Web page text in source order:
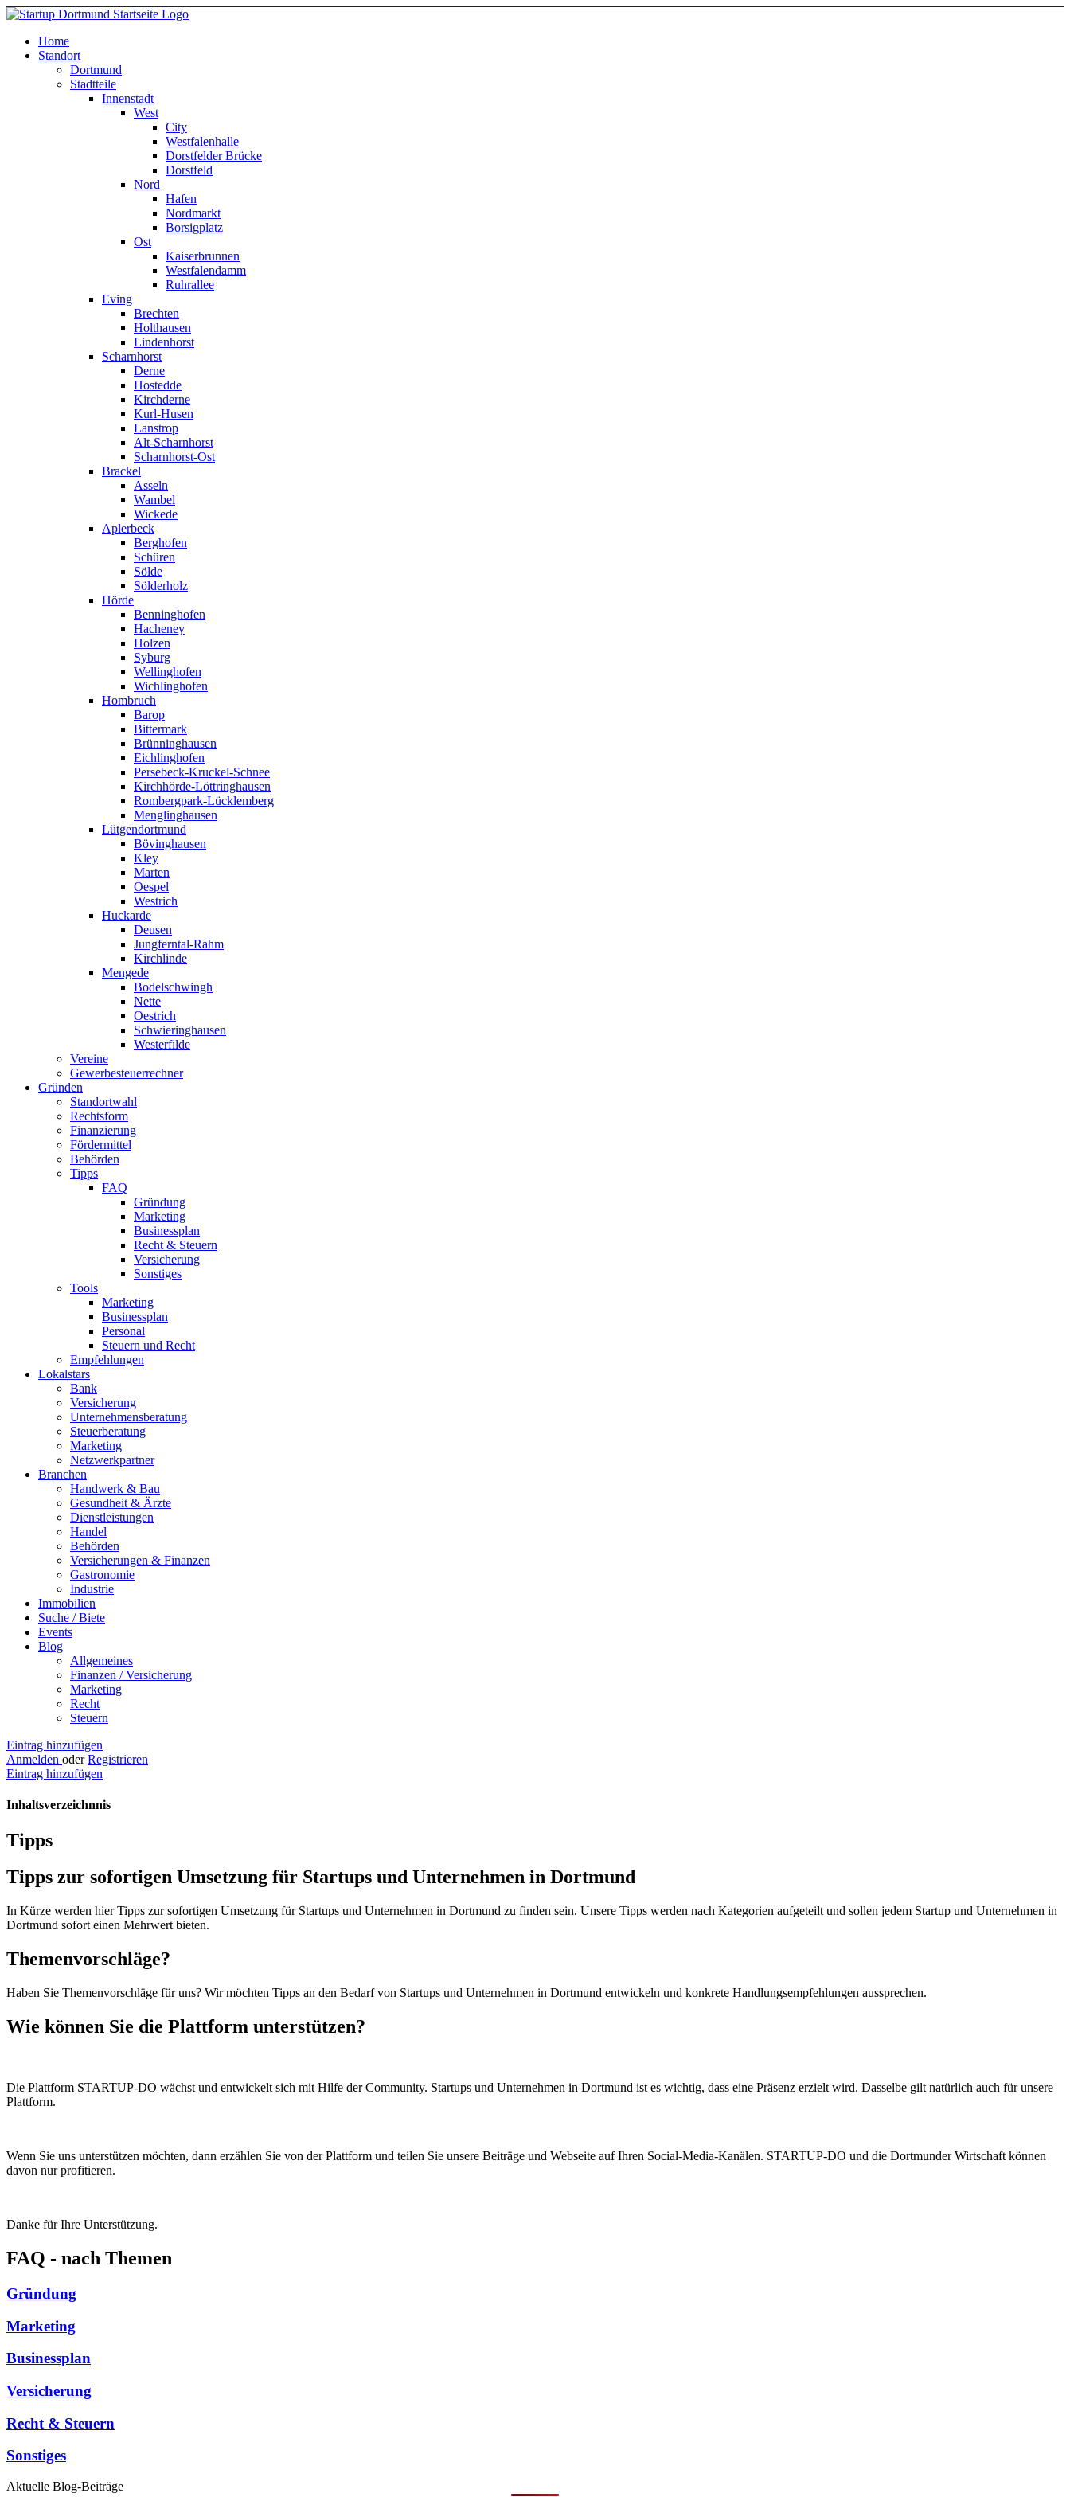
Home
Standort
Dortmund
Stadtteile
Innenstadt
West
City
Westfalenhalle
Dorstfelder Brücke
Dorstfeld
Nord
Hafen
Nordmarkt
Borsigplatz
Ost
Kaiserbrunnen
Westfalendamm
Ruhrallee
Eving
Brechten
Holthausen
Lindenhorst
Scharnhorst
Derne
Hostedde
Kirchderne
Kurl-Husen
Lanstrop
Alt-Scharnhorst
Scharnhorst-Ost
Brackel
Asseln
Wambel
Wickede
Aplerbeck
Berghofen
Schüren
Sölde
Sölderholz
Hörde
Benninghofen
Hacheney
Holzen
Syburg
Wellinghofen
Wichlinghofen
Hombruch
Barop
Bittermark
Brünninghausen
Eichlinghofen
Persebeck-Kruckel-Schnee
Kirchhörde-Löttringhausen
Rombergpark-Lücklemberg
Menglinghausen
Lütgendortmund
Bövinghausen
Kley
Marten
Oespel
Westrich
Huckarde
Deusen
Jungferntal-Rahm
Kirchlinde
Mengede
Bodelschwingh
Nette
Oestrich
Schwieringhausen
Westerfilde
Vereine
Gewerbesteuerrechner
Gründen
Standortwahl
Rechtsform
Finanzierung
Fördermittel
Behörden
Tipps
FAQ
Gründung
Marketing
Businessplan
Recht & Steuern
Versicherung
Sonstiges
Tools
Marketing
Businessplan​
Personal
Steuern und Recht
Empfehlungen
Lokalstars
Bank
Versicherung
Unternehmensberatung
Steuerberatung
Marketing
Netzwerkpartner
Branchen
Handwerk & Bau
Gesundheit & Ärzte
Dienstleistungen
Handel
Behörden
Versicherungen & Finanzen
Gastronomie
Industrie
Immobilien
Suche / Biete
Events
Blog
Allgemeines
Finanzen / Versicherung
Marketing
Recht
Steuern
Eintrag hinzufügen
Anmelden oder Registrieren
Eintrag hinzufügen
Inhaltsverzeichnnis
Tipps
Tipps zur sofortigen Umsetzung für Startups und Unternehmen in Dortmund
In Kürze werden hier Tipps zur sofortigen Umsetzung für Startups und Unternehmen in Dortmund zu finden sein. Unsere Tipps werden nach Kategorien aufgeteilt und sollen jedem Startup und Unternehmen in
Dortmund sofort einen Mehrwert bieten.
Themenvorschläge?
Haben Sie Themenvorschläge für uns? Wir möchten Tipps an den Bedarf von Startups und Unternehmen in Dortmund entwickeln und konkrete Handlungsempfehlungen aussprechen.
Wie können Sie die Plattform unterstützen?
Die Plattform STARTUP-DO wächst und entwickelt sich mit Hilfe der Community. Startups und Unternehmen in Dortmund ist es wichtig, dass eine Präsenz erzielt wird. Dasselbe gilt natürlich auch für unsere
Plattform.
Wenn Sie uns unterstützen möchten, dann erzählen Sie von der Plattform und teilen Sie unsere Beiträge und Webseite auf Ihren Social-Media-Kanälen. STARTUP-DO und die Dortmunder Wirtschaft können
davon nur profitieren.
Danke für Ihre Unterstützung.
FAQ - nach Themen
Gründung
Marketing
Businessplan
Versicherung
Recht & Steuern
Sonstiges
Aktuelle Blog-Beiträge